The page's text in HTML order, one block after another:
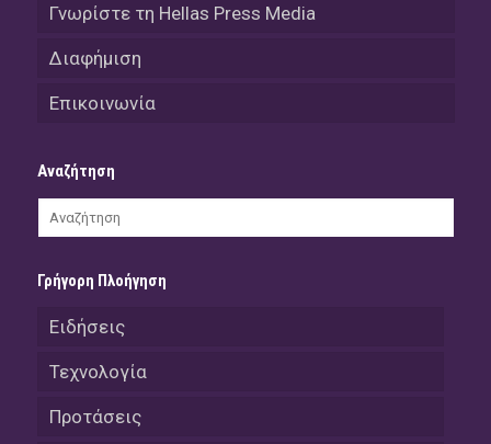
Γνωρίστε τη Hellas Press Media
Διαφήμιση
Επικοινωνία
Αναζήτηση
Γρήγορη Πλοήγηση
Ειδήσεις
Τεχνολογία
Προτάσεις